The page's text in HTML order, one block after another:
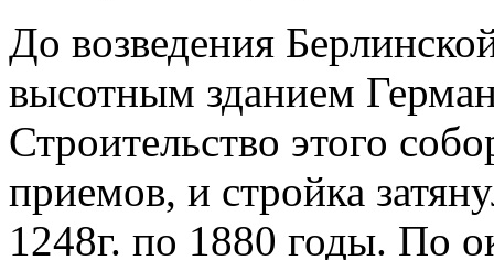
До возведения
высотным зданием
Строительство этого
приемов, и стройка
1248г. по 1880 годы. По